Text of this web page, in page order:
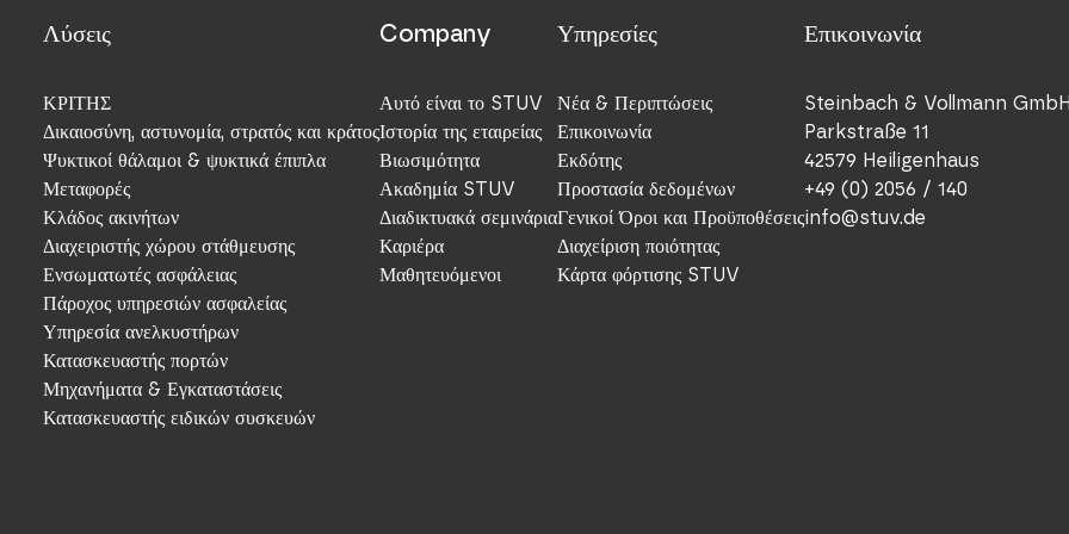
Λύσεις
ΚΡΙΤΗΣ
Δικαιοσύνη, αστυνομία, στρατός και κράτος
Ψυκτικοί θάλαμοι & ψυκτικά έπιπλα
Μεταφορές
Κλάδος ακινήτων
Διαχειριστής χώρου στάθμευσης
Ενσωματωτές ασφάλειας
Πάροχος υπηρεσιών ασφαλείας
Υπηρεσία ανελκυστήρων
Κατασκευαστής πορτών
Μηχανήματα & Εγκαταστάσεις
Κατασκευαστής ειδικών συσκευών
Company
Αυτό είναι το STUV
Ιστορία της εταιρείας
Βιωσιμότητα
Ακαδημία STUV
Διαδικτυακά σεμινάρια
Καριέρα
Μαθητευόμενοι
Υπηρεσίες
Νέα & Περιπτώσεις
Επικοινωνία
Εκδότης
Προστασία δεδομένων
Γενικοί Όροι και Προϋποθέσεις
Διαχείριση ποιότητας
Κάρτα φόρτισης STUV
Επικοινωνία
Steinbach & Vollmann
Parkstraße 11
42579 Heiligenhaus
+49 (0) 2056 / 140
info@stuv.de